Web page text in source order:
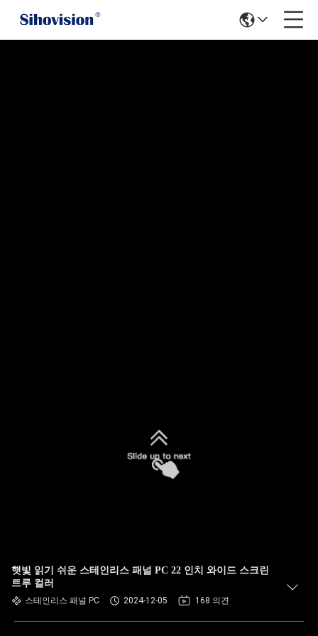
햇빛 읽기 쉬운 스테인리스 패널 PC 22 인치 와이드 스크린
트루 컬러
스테인리스 패널 PC 2024-12-05 168 의견